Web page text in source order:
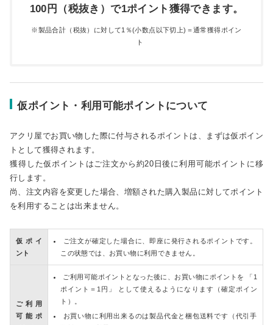
100円（税抜き）で1ポイント獲得できます。
製品合計（税抜）に対して1％(小数点以下切上)＝通常獲得ポイン
ト
仮ポイント・利用可能ポイントについて
アクリ屋でお買い物した際に付与されるポイントは、まずは仮ポイン
トとして獲得されます。
獲得した仮ポイントはご注文から約20日後に利用可能ポイントに移
行します。
尚、注文内容を変更した場合、増額された購入製品に対してポイント
を利用することは出来ません。
仮ポイ
ント
ご注文が確定した場合に、即座に発行されるポイントです。
この状態では、お買い物に利用できません。
ご利用
可能ポ
ご利用可能ポイントとなった後に、お買い物にポイントを 「1
ポイント＝1円」 として使えるようになります（確定ポイン
ト）。
お買い物に利用出来るのは製品代金と梱包送料です（代引手